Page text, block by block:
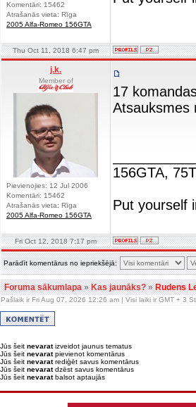
Komentāri: 15462
Atrašanās vieta: Rīga
2005 Alfa-Romeo 156GTA
Thu Oct 11, 2018 6:47 pm
j.k.
Member of
Pievienojies: 12 Jul 2006
Komentāri: 15462
Atrašanās vieta: Rīga
2005 Alfa-Romeo 156GTA
17
156GTA,
Put yourself
Fri Oct 12, 2018 7:17 pm
Parādīt komentārus no iepriekšējā:
Foruma sākumlapa»Kas jaunāks?»Rudens
Pašlaik ir Fri Aug 07, 2026 12:26 am | Visi laiki ir GMT + 3
Jūs šeit nevaratizveidot jaunus tematus
Jūs šeit nevaratpievienot komentārus
Jūs šeit nevaratrediģēt savus komentārus
Jūs šeit nevaratdzēst savus komentārus
Jūs šeit nevaratbalsot aptaujās